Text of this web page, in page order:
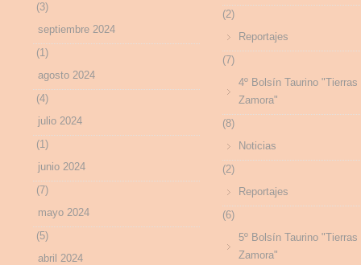
(3)
septiembre 2024
(1)
agosto 2024
(4)
julio 2024
(1)
junio 2024
(7)
mayo 2024
(5)
abril 2024
(2)
Reportajes
(7)
4º Bolsín Taurino "Tierras
Zamora"
(8)
Noticias
(2)
Reportajes
(6)
5º Bolsín Taurino "Tierras
Zamora"